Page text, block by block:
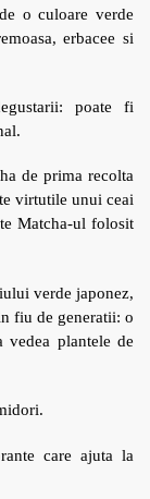
o culoare verde
erbacee si
poate fi
de prima recolta
virtutile unui ceai
Matcha-ul folosit
verde japonez,
fiu de generatii: o
vedea plantele de
care ajuta la